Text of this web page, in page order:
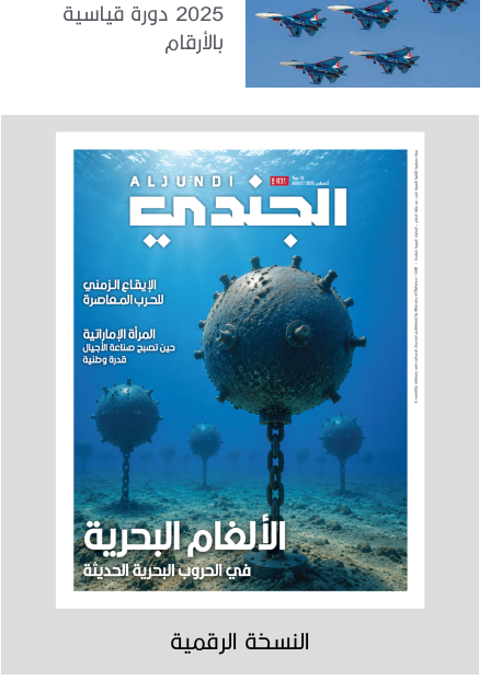
2025 دورة قياسية
بالأرقام
النسخة الرقمية